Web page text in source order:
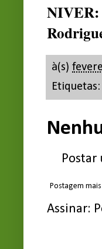
à(s)
Etiquetas:
Postar
Postagem
Assinar: